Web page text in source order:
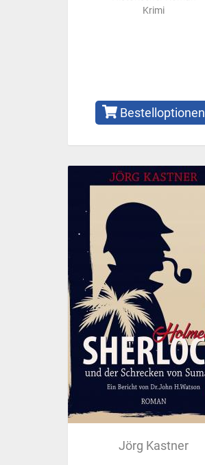
Krimi
Bestelloptionen
Jörg Kastner